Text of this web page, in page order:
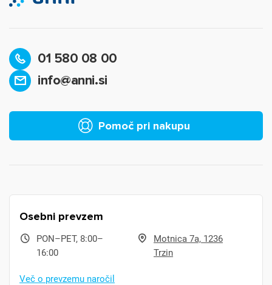
01 580 08 00
info@anni.si
Pomoč pri nakupu
Osebni prevzem
PON–PET, 8:00–
16:00
Motnica 7a, 1236
Trzin
Več o prevzemu naročil